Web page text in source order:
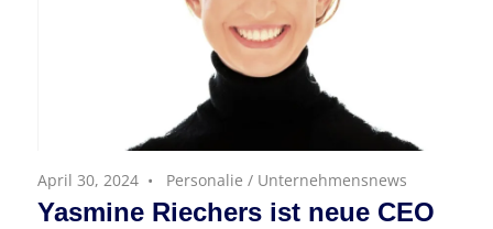
April 30, 2024 Personalie / Unternehmensnews
Yasmine Riechers ist neue CEO